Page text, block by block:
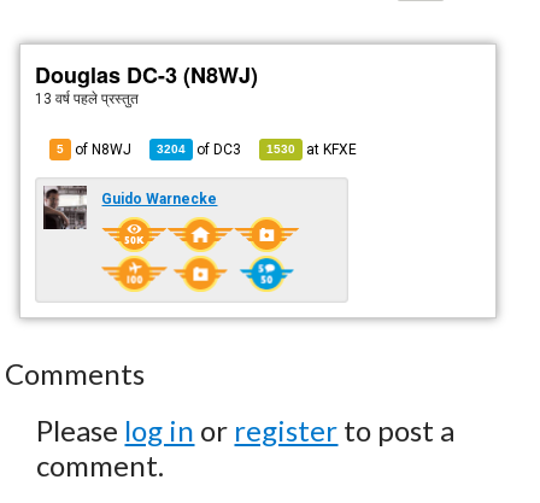
Douglas DC-3 (N8WJ)
13 वर्ष पहले प्रस्तुत
5 of N8WJ 3204 ofDC3 1530 atKFXE
Guido Warnecke
Comments
Please log in or register to post a
comment.